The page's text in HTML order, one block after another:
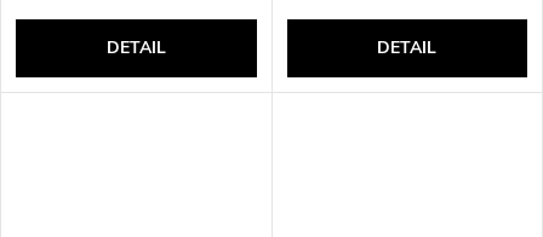
DETAIL DETAIL